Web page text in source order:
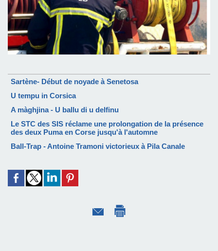
Sartène- Début de noyade à Senetosa
U tempu in Corsica
A màghjina - U ballu di u delfinu
Le STC des SIS réclame une prolongation de la présence
des deux Puma en Corse jusqu'à l'automne
Ball-Trap - Antoine Tramoni victorieux à Pila Canale